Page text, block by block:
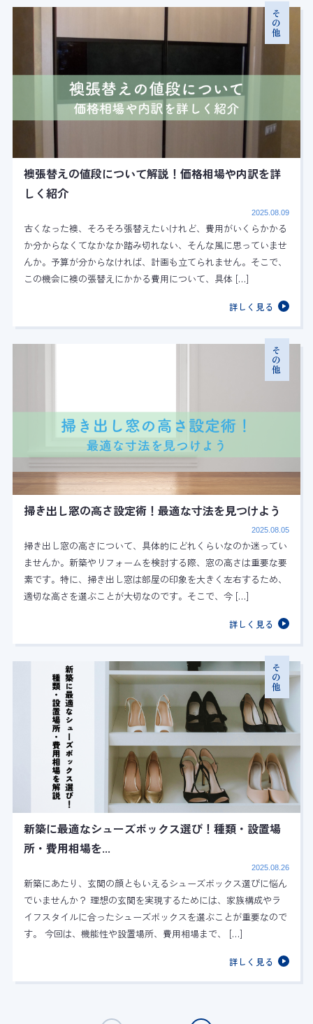
その他
襖張替えの値段について解説！価格相場や内訳を詳
しく紹介
2025.08.09
古くなった襖、そろそろ張替えたいけれど、費用がいくらかかる
か分からなくてなかなか踏み切れない、そんな風に思っていませ
んか。予算が分からなければ、計画も立てられません。そこで、
この機会に襖の張替えにかかる費用について、具体 […]
詳しく見る
その他
掃き出し窓の高さ設定術！最適な寸法を見つけよう
2025.08.05
掃き出し窓の高さについて、具体的にどれくらいなのか迷ってい
ませんか。新築やリフォームを検討する際、窓の高さは重要な要
素です。特に、掃き出し窓は部屋の印象を大きく左右するため、
適切な高さを選ぶことが大切なのです。そこで、今 […]
詳しく見る
その他
新築に最適なシューズボックス選び！種類・設置場
所・費用相場を...
2025.08.26
新築にあたり、玄関の顔ともいえるシューズボックス選びに悩ん
でいませんか？ 理想の玄関を実現するためには、家族構成やラ
イフスタイルに合ったシューズボックスを選ぶことが重要なので
す。 今回は、機能性や設置場所、費用相場まで、 […]
詳しく見る